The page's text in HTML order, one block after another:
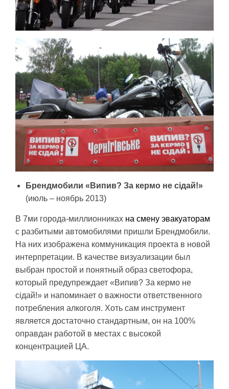
Брендмобили «Випив? За кермо не сідай!»
(июль – ноябрь 2013)
В 7ми города-миллионниках на смену эвакуаторам
с разбитыми автомобилями пришли Брендмобили.
На них изображена коммуникация проекта в новой
интерпретации. В качестве визуализации был
выбран простой и понятный образ светофора,
который предупреждает «Випив? За кермо не
сідай!» и напоминает о важности ответственного
потребления алкоголя. Хоть сам инструмент
является достаточно стандартным, он на 100%
оправдан работой в местах с высокой
концентрацией ЦА.